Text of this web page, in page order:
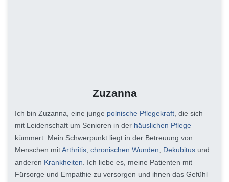
Zuzanna
Ich bin Zuzanna, eine junge polnische Pflegekraft, die sich
mit Leidenschaft um Senioren in der häuslichen Pflege
kümmert. Mein Schwerpunkt liegt in der Betreuung von
Menschen mitArthritis, chronischen Wunden, Dekubitus und
anderen Krankheiten. Ich liebe es, meine Patienten mit
Fürsorge und Empathie zu versorgen und ihnen das Gefühl